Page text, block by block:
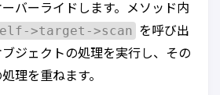
ーバーライドします。メソッド内
>target->scan
を呼び出
ブジェクトの処理を実行し、その
理を重ねます。